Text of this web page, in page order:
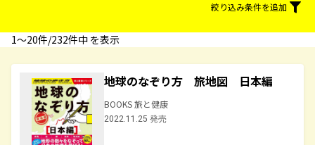
絞り込み条件を追加
1〜20件/232件中 を表示
地球のなぞり方 旅地図 日本編
BOOKS 旅と健康
2022.11.25 発売